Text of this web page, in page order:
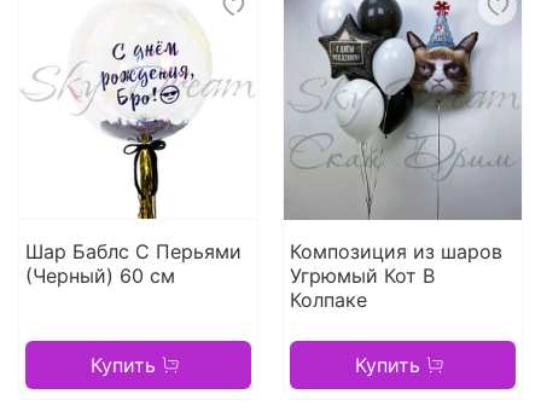
Шар Баблс С Перьями
(Черный) 60 см
Купить
Композиция из шаров
Угрюмый Кот В
Колпаке
Купить